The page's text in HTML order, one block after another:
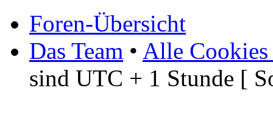
Foren-Übersicht
Das Team • Alle Cookies
sind UTC + 1 Stunde [